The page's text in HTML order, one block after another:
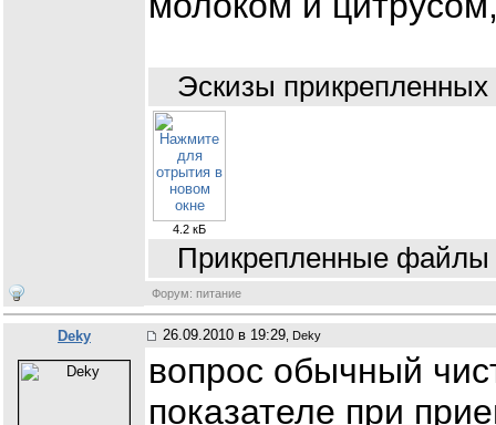
Эскизы
4.2 кБ
Прикрепленные файлы
Форум: питание
Deky 26.09.2010 в 19:29 , Deky
вопрос обычный
показателе при